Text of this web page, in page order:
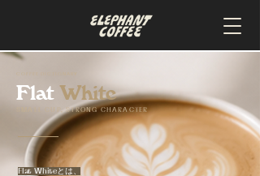
FlatWhite
Flat Whiteとは、
SMALL CUP, STRONG CHARACTER